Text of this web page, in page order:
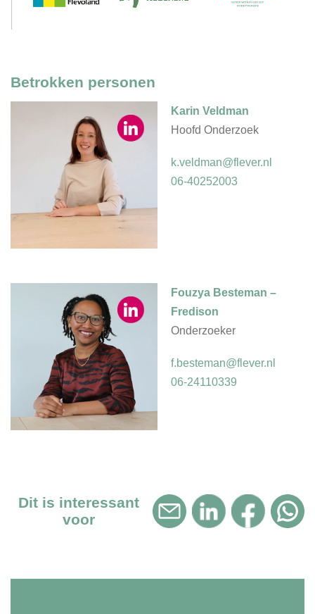
Betrokken personen
Karin Veldman
Hoofd Onderzoek
k.veldman@flever.nl
06-40252003
Fouzya Besteman –
Fredison
Onderzoeker
f.besteman@flever.nl
06-24110339
Dit is interessant
voor